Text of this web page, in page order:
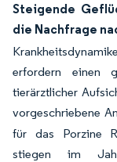
Steigende
die Nachfrage
erfordern einen
tierärztlicher
vorgeschriebene
für das Porzine
stiegen im